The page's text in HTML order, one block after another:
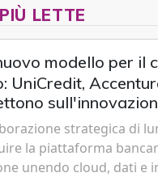
LETTE
modello per il
UniCredit,
strategica di
la piattaforma
unendo cloud, dati e